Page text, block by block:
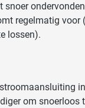
snoer
regelmatig voor
lossen).
om snoerloos